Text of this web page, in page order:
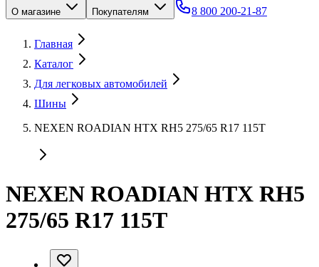
О магазине Покупателям 8 800 200-21-87
Главная
Каталог
Для легковых автомобилей
Шины
NEXEN ROADIAN HTX RH5 275/65 R17 115T
NEXEN ROADIAN HTX RH5
275/65 R17 115T